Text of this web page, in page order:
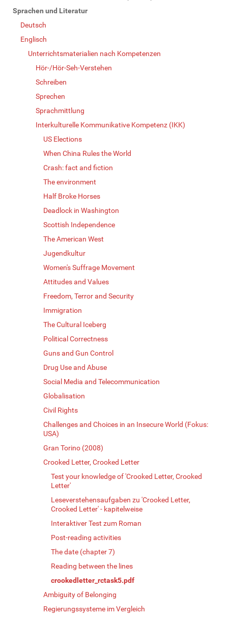
Sprachen und Literatur
Deutsch
Englisch
Unterrichtsmaterialien nach Kompetenzen
Hör-/Hör-Seh-Verstehen
Schreiben
Sprechen
Sprachmittlung
Interkulturelle Kommunikative Kompetenz (IKK)
US Elections
When China Rules the World
Crash: fact and fiction
The environment
Half Broke Horses
Deadlock in Washington
Scottish Independence
The American West
Jugendkultur
Women's Suffrage Movement
Attitudes and Values
Freedom, Terror and Security
Immigration
The Cultural Iceberg
Political Correctness
Guns and Gun Control
Drug Use and Abuse
Social Media and Telecommunication
Globalisation
Civil Rights
Challenges and Choices in an Insecure World (Fokus:
USA)
Gran Torino (2008)
Crooked Letter, Crooked Letter
Test your knowledge of 'Crooked Letter, Crooked
Letter'
Leseverstehensaufgaben zu 'Crooked Letter,
Crooked Letter' - kapitelweise
Interaktiver Test zum Roman
Post-reading activities
The date (chapter 7)
Reading between the lines
crookedletter_rctask5.pdf
Ambiguity of Belonging
Regierungssysteme im Vergleich